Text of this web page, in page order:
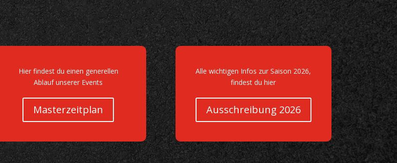
Hier findest du einen generellen
Ablauf unserer Events
Masterzeitplan
Alle wichtigen Infos zur Saison 2026,
findest du hier
Ausschreibung 2026